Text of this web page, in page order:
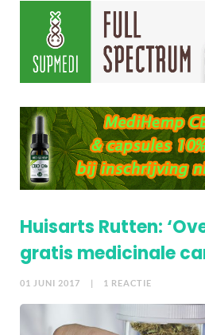
Huisarts Rutten:
gratis medicinale
01 JUNI 2017 | 1 REACTIE